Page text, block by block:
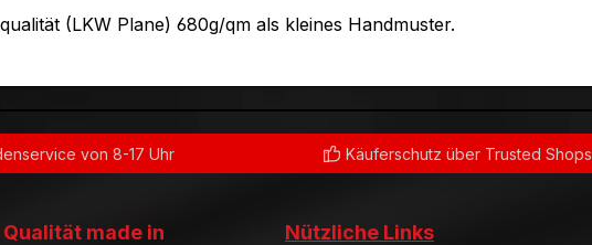
(LKW Plane) 680g/qm als kleines Handmuster.
von 8-17 Uhr Käuferschutz über Trusted Shops
made in
Nützliche Links